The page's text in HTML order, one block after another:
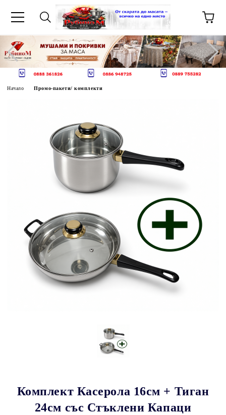
Начало Промо-пакети/ комплекти
Комплект Касерола 16см + Тиган
24см със Стъклени Капаци